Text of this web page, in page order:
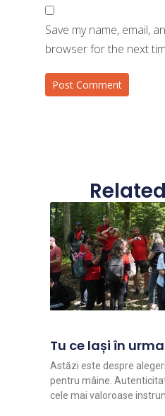
Save my name, email,
browser for the next
Tu ce lași în
Astăzi este despre
pentru mâine.
cele mai valoroase